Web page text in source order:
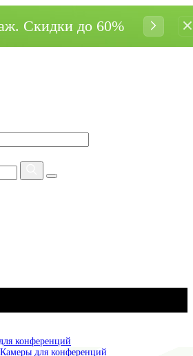
Cкидки до 60%
конференций
Камеры для конференций